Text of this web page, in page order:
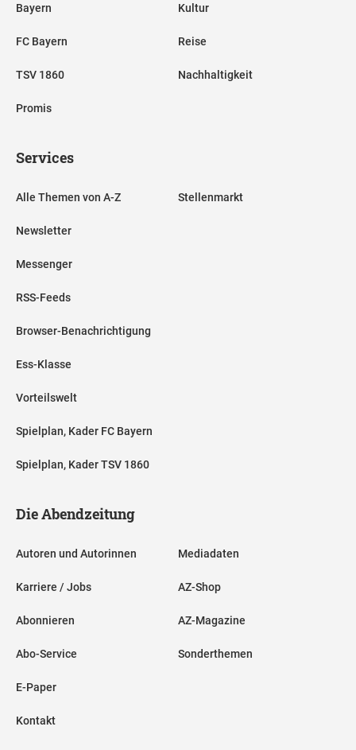
Bayern
FC Bayern
TSV 1860
Promis
Kultur
Reise
Nachhaltigkeit
Services
Alle Themen von A-Z
Newsletter
Messenger
RSS-Feeds
Browser-Benachrichtigung
Ess-Klasse
Vorteilswelt
Spielplan, Kader FC Bayern
Spielplan, Kader TSV 1860
Stellenmarkt
Die Abendzeitung
Autoren und Autorinnen
Karriere / Jobs
Abonnieren
Abo-Service
E-Paper
Kontakt
Mediadaten
AZ-Shop
AZ-Magazine
Sonderthemen